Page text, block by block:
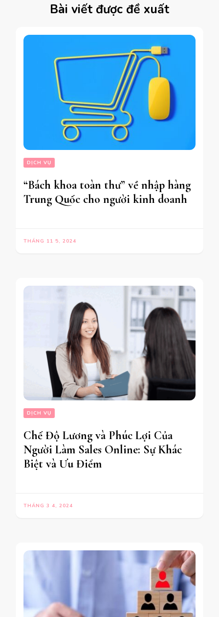
Bài viết được đề xuất
DỊCH VỤ
“Bách khoa toàn thư” về nhập hàng
Trung Quốc cho người kinh doanh
THÁNG 11 5, 2024
DỊCH VỤ
Chế Độ Lương và Phúc Lợi Của
Người Làm Sales Online: Sự Khác
Biệt và Ưu Điểm
THÁNG 3 4, 2024